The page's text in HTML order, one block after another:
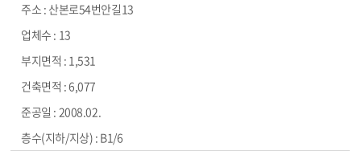
산본로54번안길13
13
1,531
6,077
2008.02.
B1/6